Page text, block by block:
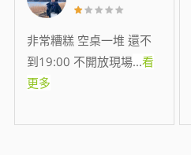
非常糟糕 空桌一堆 還不
到19:00 不開放現場...看
更多